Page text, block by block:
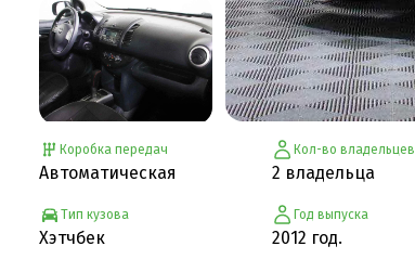
Коробка передач
Автоматическая
Тип кузова
Хэтчбек
Кол-во владельцев
2 владельца
Год выпуска
2012 год.